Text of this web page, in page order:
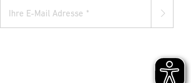
Ihre E-Mail Adresse